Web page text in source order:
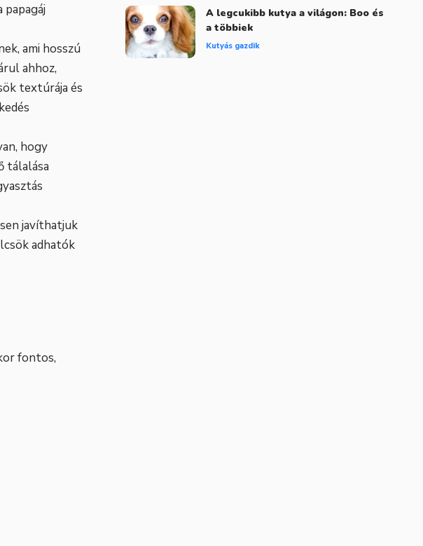
papagáj
ami hosszú
ahhoz,
textúrája és
hogy
tálalása
javíthatjuk
adhatók
fontos,
A legcukibb kutya a világon: Boo és
a többiek
Kutyás gazdik